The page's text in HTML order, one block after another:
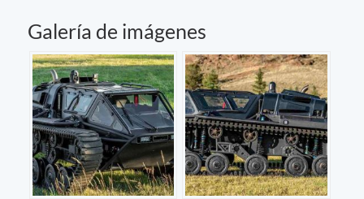
Galería de imágenes